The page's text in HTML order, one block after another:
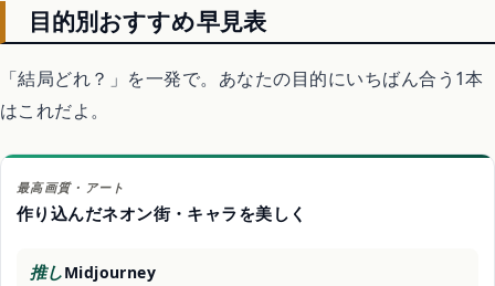
目的別おすすめ早見表
「結局どれ？」を一発で。あなたの目的にいちばん合う1本
はこれだよ。
最高画質・アート
作り込んだネオン街・キャラを美しく
推しMidjourney